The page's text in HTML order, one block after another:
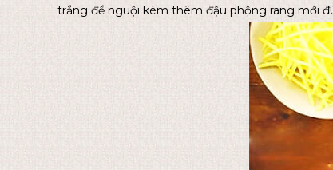
trắng để nguội kèm thêm đậu phộng rang mới